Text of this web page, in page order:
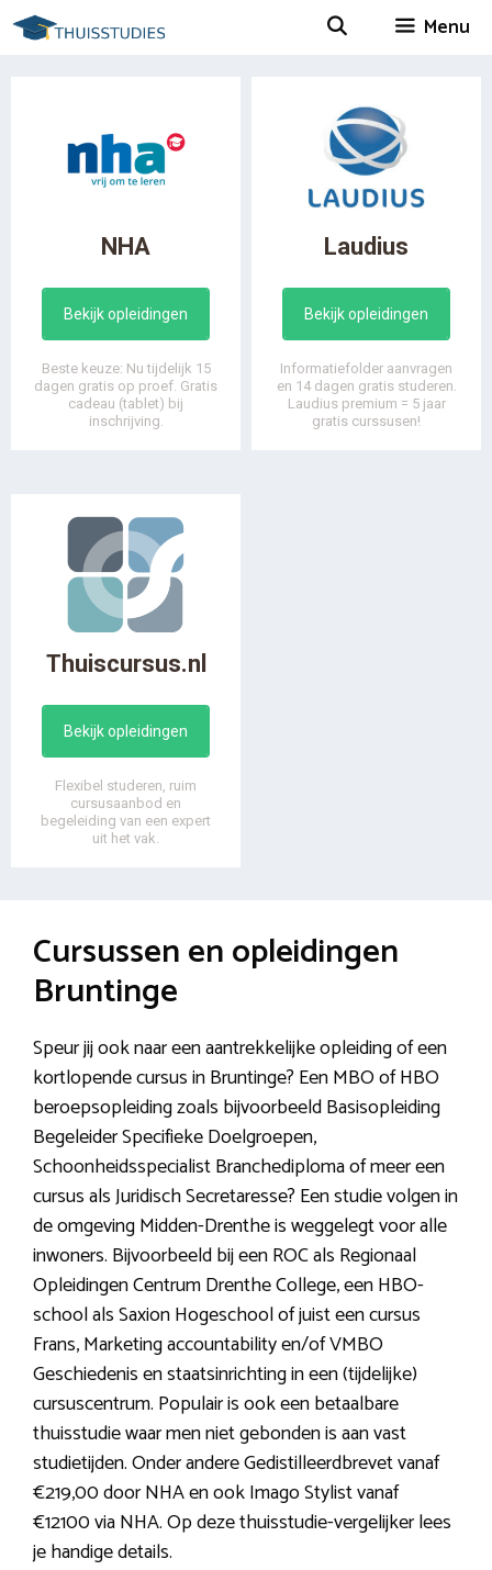
Spring
naar
Menu
NHA
Bekijk opleidingen
Beste keuze: Nu tijdelijk 15
dagen gratis op proef. Gratis
cadeau (tablet) bij
inschrijving.
Laudius
Bekijk opleidingen
Informatiefolder aanvragen
en 14 dagen gratis studeren.
Laudius premium = 5 jaar
gratis curssusen!
Thuiscursus.nl
Bekijk opleidingen
Flexibel studeren, ruim
cursusaanbod en
begeleiding van een expert
uit het vak.
Cursussen en opleidingen
Bruntinge
Speur jij ook naar een aantrekkelijke opleiding of een
kortlopende cursus in Bruntinge? Een MBO of HBO
beroepsopleiding zoals bijvoorbeeld Basisopleiding
Begeleider Specifieke Doelgroepen,
Schoonheidsspecialist Branchediploma of meer een
cursus als Juridisch Secretaresse? Een studie volgen in
de omgeving Midden-Drenthe is weggelegt voor alle
inwoners. Bijvoorbeeld bij een ROC als Regionaal
Opleidingen Centrum Drenthe College, een HBO-
school als Saxion Hogeschool of juist een cursus
Frans, Marketing accountability en/of VMBO
Geschiedenis en staatsinrichting in een (tijdelijke)
cursuscentrum. Populair is ook een betaalbare
thuisstudie waar men niet gebonden is aan vast
studietijden. Onder andere Gedistilleerdbrevet vanaf
€219,00 door NHA en ook Imago Stylist vanaf
€12100 via NHA. Op deze thuisstudie-vergelijker lees
je handige details.